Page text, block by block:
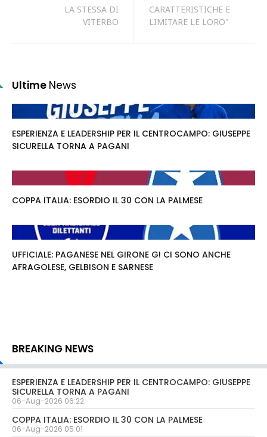
LA STESSA DI
VITERBO
CARATTERISTICHE E
LIMITARE LE LORO"
Ultime News
ESPERIENZA E LEADERSHIP PER IL CENTROCAMPO: GIUSEPPE
SICURELLA TORNA A PAGANI
COPPA ITALIA: ESORDIO IL 30 CON LA PALMESE
UFFICIALE: PAGANESE NEL GIRONE G! CI SONO ANCHE
AFRAGOLESE, GELBISON E SARNESE
BREAKING NEWS
ESPERIENZA E LEADERSHIP PER IL CENTROCAMPO: GIUSEPPE
SICURELLA TORNA A PAGANI
06-Aug-2026 06:22
COPPA ITALIA: ESORDIO IL 30 CON LA PALMESE
06-Aug-2026 05:01